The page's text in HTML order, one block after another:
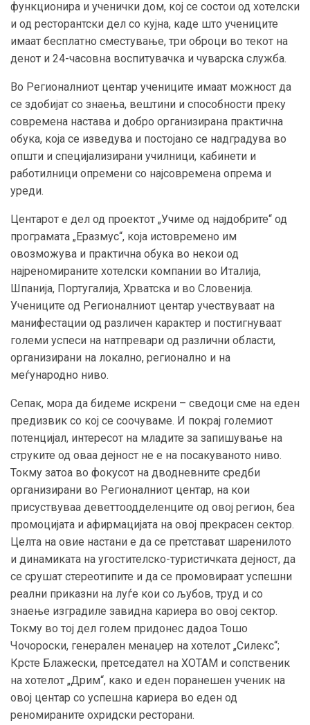
функционира и ученички дом, кој се состои од хотелски
и од ресторантски дел со кујна, каде што учениците
имаат бесплатно сместување, три оброци во текот на
денот и 24-часовна воспитувачка и чуварска служба.
Во Регионалниот центар учениците имаат можност да
се здобијат со знаења, вештини и способности преку
современа настава и добро организирана практична
обука, која се изведува и постојано се надградува во
општи и специјализирани училници, кабинети и
работилници опремени со најсовремена опрема и
уреди.
Центарот е дел од проектот „Учиме од најдобрите“ од
програмата „Еразмус“, која истовремено им
овозможува и практична обука во некои од
најреномираните хотелски компании во Италија,
Шпанија, Португалија, Хрватска и во Словенија.
Учениците од Регионалниот центар учествуваат на
манифестации од различен карактер и постигнуваат
големи успеси на натпревари од различни области,
организирани на локално, регионално и на
меѓународно ниво.
Сепак, мора да бидеме искрени – сведоци сме на еден
предизвик со кој се соочуваме. И покрај големиот
потенцијал, интересот на младите за запишување на
струките од оваа дејност не е на посакуваното ниво.
Токму затоа во фокусот на дводневните средби
организирани во Регионалниот центар, на кои
присуствуваа деветтоодделенците од овој регион, беа
промоцијата и афирмацијата на овој прекрасен сектор.
Целта на овие настани е да се претстават шаренилото
и динамиката на угостителско-туристичката дејност, да
се срушат стереотипите и да се промовираат успешни
реални приказни на луѓе кои со љубов, труд и со
знаење изградиле завидна кариера во овој сектор.
Токму во тој дел голем придонес дадоа Тошо
Чочороски, генерален менаџер на хотелот „Силекс“;
Крсте Блажески, претседател на ХОТАМ и сопственик
на хотелот „Дрим“, како и еден поранешен ученик на
овој центар со успешна кариера во еден од
реномираните охридски ресторани.